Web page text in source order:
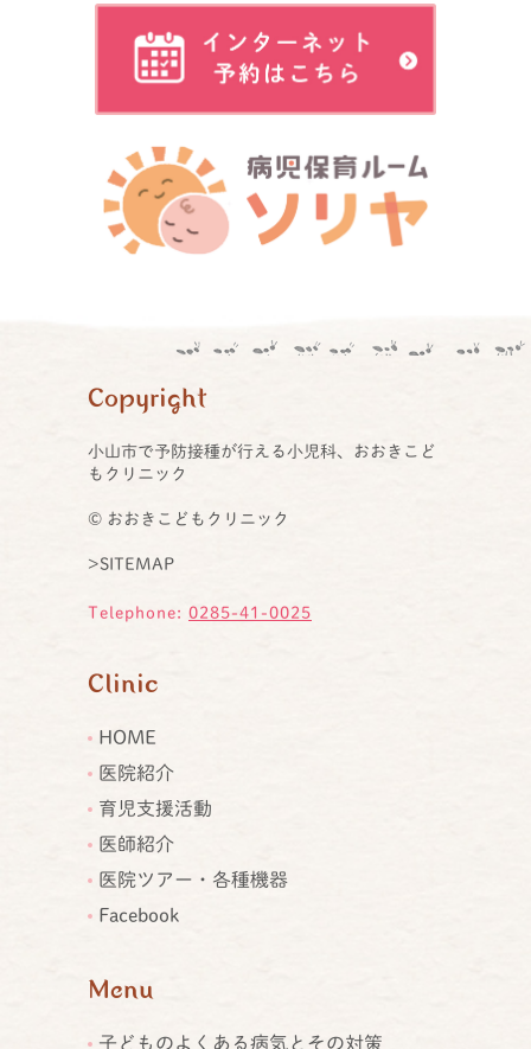
Copyright
小山市で予防接種が行える小児科、おおきこど
もクリニック
© おおきこどもクリニック
>SITEMAP
Telephone: 0285-41-0025
Clinic
HOME
医院紹介
育児支援活動
医師紹介
医院ツアー・各種機器
Facebook
Menu
子どものよくある病気とその対策